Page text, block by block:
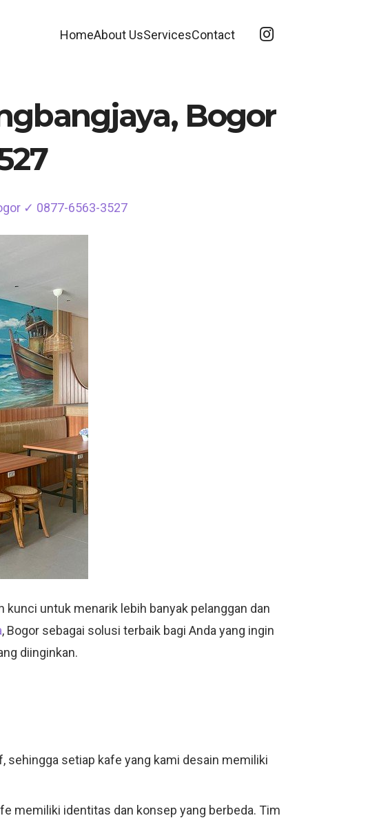
HomeAbout UsServicesContact
Bogor
✓ 0877-6563-3527
untuk menarik lebih banyak pelanggan dan
, Bogor sebagai solusi terbaik bagi Anda yang ingin
diinginkan.
sehingga setiap kafe yang kami desain memiliki
memiliki identitas dan konsep yang berbeda. Tim